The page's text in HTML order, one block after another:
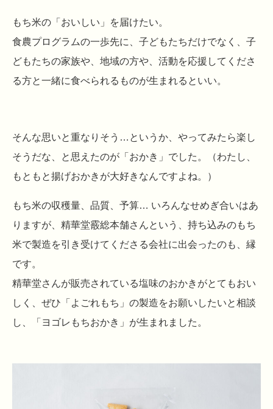
もち米の「おいしい」を届けたい。
食農プログラムの一歩先に、子どもたちだけでなく、子
どもたちの家族や、地域の方や、活動を応援してくださ
る方と一緒に食べられるものが生まれるといい。
そんな思いと重なりそう…というか、やってみたら楽し
そうだな、と思えたのが「おかき」でした。（わたし、
もともと揚げおかきが大好きなんですよね。）
もち米の収穫量、品質、予算… いろんなせめぎ合いはあ
りますが、精華堂霰総本舗さんという、持ち込みのもち
米で製造を引き受けてくださる会社に出会ったのも、縁
です。
精華堂さんが販売されている塩味のおかきがとてもおい
しく、ぜひ「よごれもち」の製造をお願いしたいと相談
し、「ヨゴレもちおかき」が生まれました。